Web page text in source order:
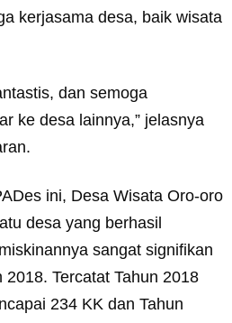
kerjasama desa, baik wisata
dan semoga
ke desa lainnya,” jelasnya
ini, Desa Wisata Oro-oro
desa yang berhasil
sangat signifikan
Tercatat Tahun 2018
234 KK dan Tahun